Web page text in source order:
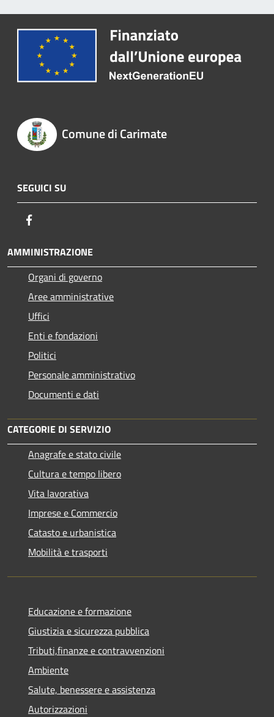
Comune di Carimate
SEGUICI SU
AMMINISTRAZIONE
Organi di governo
Aree amministrative
Uffici
Enti e fondazioni
Politici
Personale amministrativo
Documenti e dati
CATEGORIE DI SERVIZIO
Anagrafe e stato civile
Cultura e tempo libero
Vita lavorativa
Imprese e Commercio
Catasto e urbanistica
Mobilità e trasporti
Educazione e formazione
Giustizia e sicurezza pubblica
Tributi,finanze e contravvenzioni
Ambiente
Salute, benessere e assistenza
Autorizzazioni